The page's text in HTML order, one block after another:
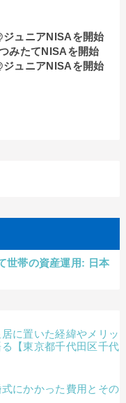
ュニアNISAを開始
みたてNISAを開始
ュニアNISAを開始
世帯の資産運用: 日本
に置いた経緯やメリッ
【東京都千代田区千代
式にかかった費用とその